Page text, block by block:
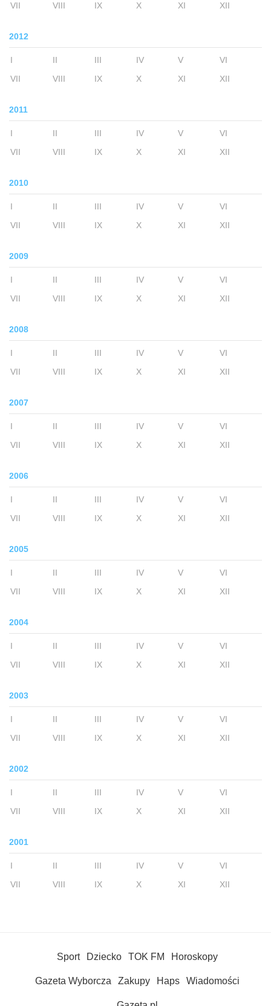
VII
VIII IX X XI XII
2012
I II III IV V
VI
VII
VIII IX X XI XII
2011
I II III IV V
VI
VII
VIII IX X XI XII
2010
I II III IV V
VI
VII
VIII IX X XI XII
2009
I II III IV V
VI
VII
VIII IX X XI XII
2008
I II III IV V
VI
VII
VIII IX X XI XII
2007
I II III IV V
VI
VII
VIII IX X XI XII
2006
I II III IV V
VI
VII
VIII IX X XI XII
2005
I II III IV V
VI
VII
VIII IX X XI XII
2004
I II III IV V
VI
VII
VIII IX X XI XII
2003
I II III IV V
VI
VII
VIII IX X XI XII
2002
I II III IV V
VI
VII
VIII IX X XI XII
2001
I II III IV V
VI
VII
VIII IX X XI XII
Sport Dziecko TOK FM Horoskopy
Gazeta Wyborcza Zakupy Haps Wiadomości